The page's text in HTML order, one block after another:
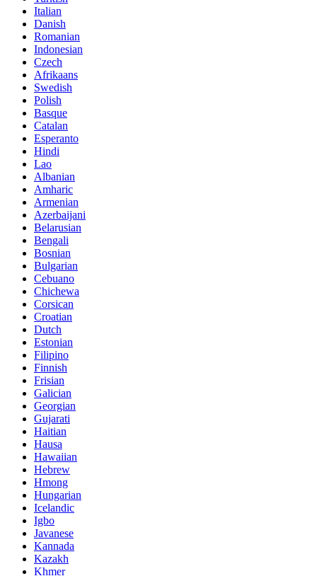
Italian
Danish
Romanian
Indonesian
Czech
Afrikaans
Swedish
Polish
Basque
Catalan
Esperanto
Hindi
Lao
Albanian
Amharic
Armenian
Azerbaijani
Belarusian
Bengali
Bosnian
Bulgarian
Cebuano
Chichewa
Corsican
Croatian
Dutch
Estonian
Filipino
Finnish
Frisian
Galician
Georgian
Gujarati
Haitian
Hausa
Hawaiian
Hebrew
Hmong
Hungarian
Icelandic
Igbo
Javanese
Kannada
Kazakh
Khmer